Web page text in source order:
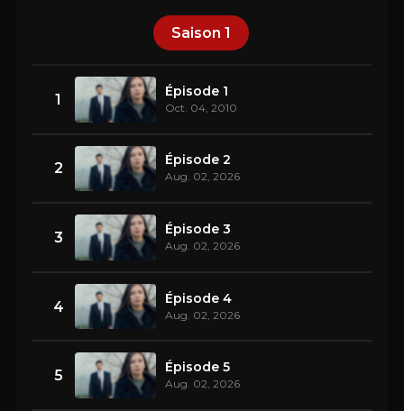
Saison 1
1 Épisode 1
Oct. 04, 2010
2 Épisode 2
Aug. 02, 2026
3 Épisode 3
Aug. 02, 2026
4 Épisode 4
Aug. 02, 2026
5 Épisode 5
Aug. 02, 2026